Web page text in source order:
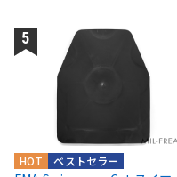
ベストセラー
HOT